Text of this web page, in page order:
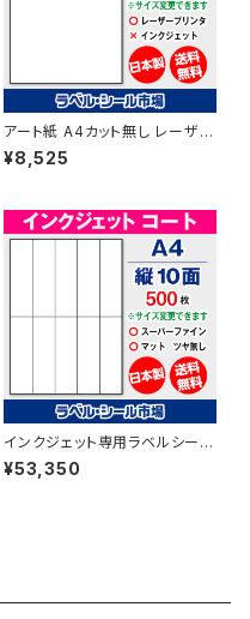
アート紙 A4カット無し レーザー
プリンター用ラベルシール 300
枚 T1Y1B-3【日本製】
¥8,525
インクジェット専用ラベルシール
マットコートA4-縦10面 500枚
スーパーファイン T5Y2iA
¥53,350